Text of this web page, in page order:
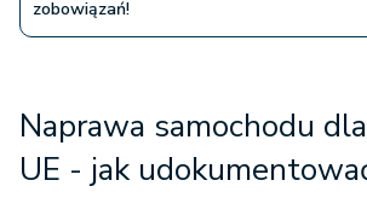
zobowiązań!
Naprawa samochodu
UE - jak